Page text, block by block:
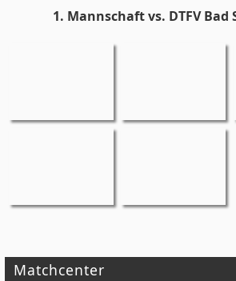
1. Mannschaft vs. DTFV Bad
Matchcenter